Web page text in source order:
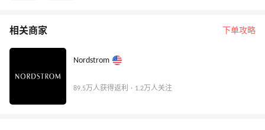
相关商家 下单攻略
Nordstrom
89.5万人获得返利 · 1.2万人关注